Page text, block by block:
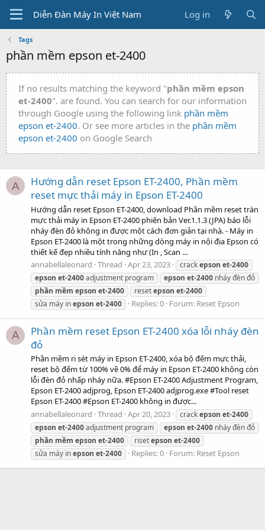
Diễn Đàn Máy In Việt Nam Log in
Tags
phần mềm epson et-2400
If no results matching the keyword "phần mềm epson
et-2400". are found. You can search for our information
through Google using the following link phần mềm
epson et-2400. Or see more articles in the phần mềm
epson et-2400 on Google Search
A
Hướng dẫn reset Epson ET-2400, Phần mềm
reset mực thải máy in Epson ET-2400
Hướng dẫn reset Epson ET-2400, download Phần mềm reset tràn
mực thải máy in Epson ET-2400 phiên bản Ver.1.1.3 (JPA) báo lỗi
nháy đèn đỏ không in được một cách đơn giản tại nhà. - Máy in
Epson ET-2400 là một trong những dòng máy in nội địa Epson có
thiết kế đẹp nhiều tính năng như (In , Scan ...
annabellaleonard Thread Apr 23, 2023 crackepson et-2400
epson et-2400adjustment program epson et-2400 nháy đèn đỏ
phần mềm epson et-2400 resetepson et-2400
sửa máy inepson et-2400 Replies: 0 Forum: Reset Epson
A
Phần mềm reset Epson ET-2400 xóa lỗi nháy đèn
đỏ
Phần mềm ri sét máy in Epson ET-2400, xóa bộ đếm mực thải,
reset bộ đếm từ 100% về 0% để máy in Epson ET-2400 không còn
lỗi đèn đỏ nhấp nháy nữa. #Epson ET-2400 Adjustment Program,
Epson ET-2400 adjprog, Epson ET-2400 adjprog.exe #Tool reset
Epson ET-2400 #Epson ET-2400 không in được...
annabellaleonard Thread Apr 20, 2023 crackepson et-2400
epson et-2400adjustment program epson et-2400 nháy đèn đỏ
phần mềm epson et-2400 risetepson et-2400
sửa máy inepson et-2400 Replies: 0 Forum: Reset Epson